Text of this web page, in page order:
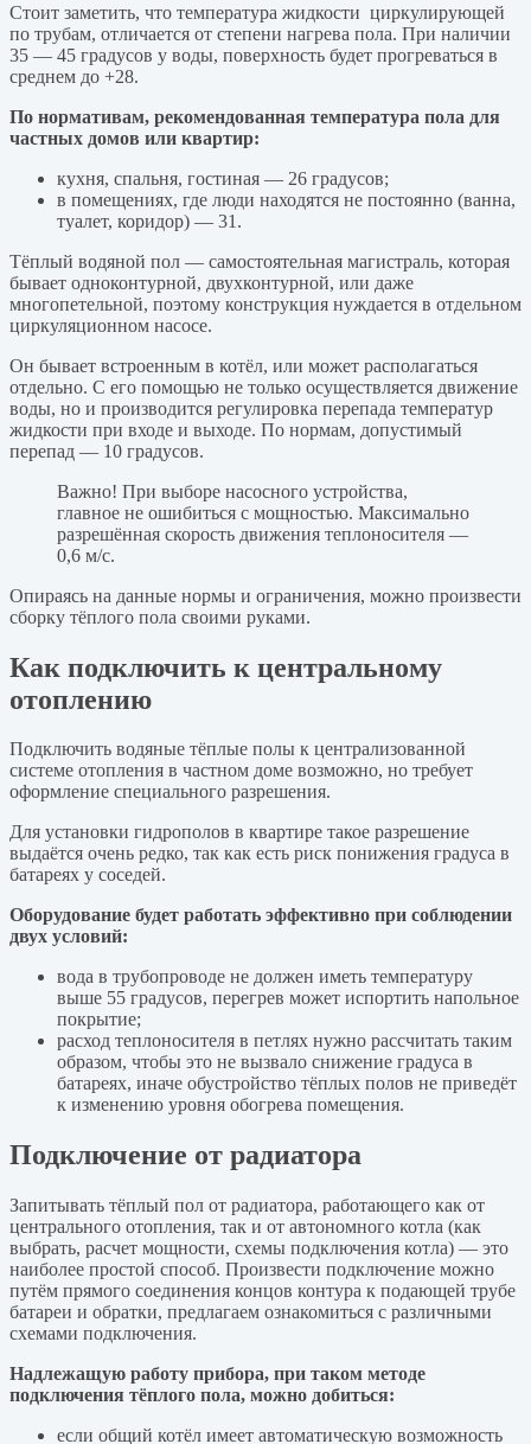
Стоит заметить, что температура жидкости циркулирующей
по трубам, отличается от степени нагрева пола. При наличии
35 — 45 градусов у воды, поверхность будет прогреваться в
среднем до +28.
По нормативам, рекомендованная температура пола для
частных домов или квартир:
кухня, спальня, гостиная — 26 градусов;
в помещениях, где люди находятся не постоянно (ванна,
туалет, коридор) — 31.
Тёплый водяной пол — самостоятельная магистраль, которая
бывает одноконтурной, двухконтурной, или даже
многопетельной, поэтому конструкция нуждается в отдельном
циркуляционном насосе.
Он бывает встроенным в котёл, или может располагаться
отдельно. С его помощью не только осуществляется движение
воды, но и производится регулировка перепада температур
жидкости при входе и выходе. По нормам, допустимый
перепад — 10 градусов.
Важно! При выборе насосного устройства,
главное не ошибиться с мощностью. Максимально
разрешённая скорость движения теплоносителя —
0,6 м/с.
Опираясь на данные нормы и ограничения, можно произвести
сборку тёплого пола своими руками.
Как подключить к центральному
отоплению
Подключить водяные тёплые полы к централизованной
системе отопления в частном доме возможно, но требует
оформление специального разрешения.
Для установки гидрополов в квартире такое разрешение
выдаётся очень редко, так как есть риск понижения градуса в
батареях у соседей.
Оборудование будет работать эффективно при соблюдении
двух условий:
вода в трубопроводе не должен иметь температуру
выше 55 градусов, перегрев может испортить напольное
покрытие;
расход теплоносителя в петлях нужно рассчитать таким
образом, чтобы это не вызвало снижение градуса в
батареях, иначе обустройство тёплых полов не приведёт
к изменению уровня обогрева помещения.
Подключение от радиатора
Запитывать тёплый пол от радиатора, работающего как от
центрального отопления, так и от автономного котла (как
выбрать, расчет мощности, схемы подключения котла) — это
наиболее простой способ. Произвести подключение можно
путём прямого соединения концов контура к подающей трубе
батареи и обратки, предлагаем ознакомиться с различными
схемами подключения.
Надлежащую работу прибора, при таком методе
подключения тёплого пола, можно добиться:
если общий котёл имеет автоматическую возможность